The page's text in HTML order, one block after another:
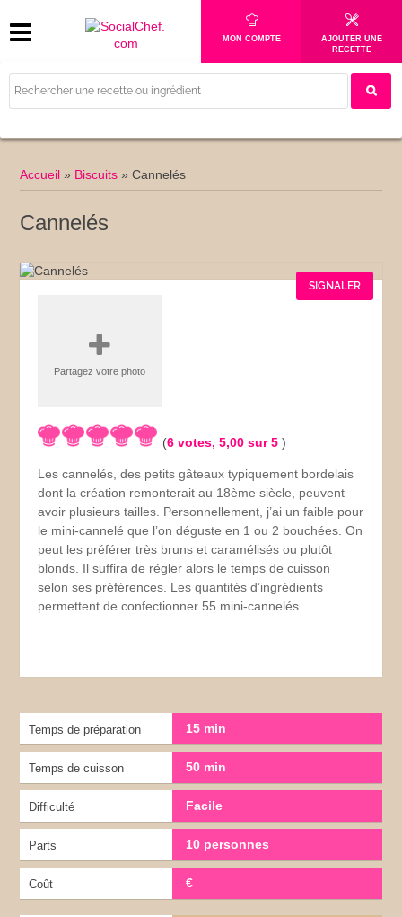
MON COMPTE
AJOUTER UNE
RECETTE
Accueil » Biscuits »Cannelés
Cannelés
SIGNALER
Partagez votre photo
(6 votes,5,00 sur 5)
Les cannelés, des petits gâteaux typiquement bordelais
dont la création remonterait au 18ème siècle, peuvent
avoir plusieurs tailles. Personnellement, j’ai un faible pour
le mini-cannelé que l’on déguste en 1 ou 2 bouchées. On
peut les préférer très bruns et caramélisés ou plutôt
blonds. Il suffira de régler alors le temps de cuisson
selon ses préférences. Les quantités d’ingrédients
permettent de confectionner 55 mini-cannelés.
Temps de préparation 15 min
Temps de cuisson 50 min
Difficulté Facile
Parts 10 personnes
Coût €